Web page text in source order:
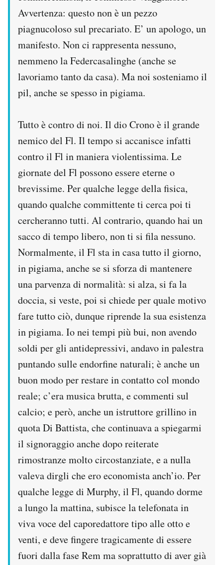
Avvertenza: questo non è un pezzo
piagnucoloso sul precariato. E’ un apologo, un
manifesto. Non ci rappresenta nessuno,
nemmeno la Federcasalinghe (anche se
lavoriamo tanto da casa). Ma noi sosteniamo il
pil, anche se spesso in pigiama.
Tutto è contro di noi. Il dio Crono è il grande
nemico del Fl. Il tempo si accanisce infatti
contro il Fl in maniera violentissima. Le
giornate del Fl possono essere eterne o
brevissime. Per qualche legge della fisica,
quando qualche committente ti cerca poi ti
cercheranno tutti. Al contrario, quando hai un
sacco di tempo libero, non ti si fila nessuno.
Normalmente, il Fl sta in casa tutto il giorno,
in pigiama, anche se si sforza di mantenere
una parvenza di normalità: si alza, si fa la
doccia, si veste, poi si chiede per quale motivo
fare tutto ciò, dunque riprende la sua esistenza
in pigiama. Io nei tempi più bui, non avendo
soldi per gli antidepressivi, andavo in palestra
puntando sulle endorfine naturali; è anche un
buon modo per restare in contatto col mondo
reale; c’era musica brutta, e commenti sul
calcio; e però, anche un istruttore grillino in
quota Di Battista, che continuava a spiegarmi
il signoraggio anche dopo reiterate
rimostranze molto circostanziate, e a nulla
valeva dirgli che ero economista anch’io. Per
qualche legge di Murphy, il Fl, quando dorme
a lungo la mattina, subisce la telefonata in
viva voce del caporedattore tipo alle otto e
venti, e deve fingere tragicamente di essere
fuori dalla fase Rem ma soprattutto di aver già